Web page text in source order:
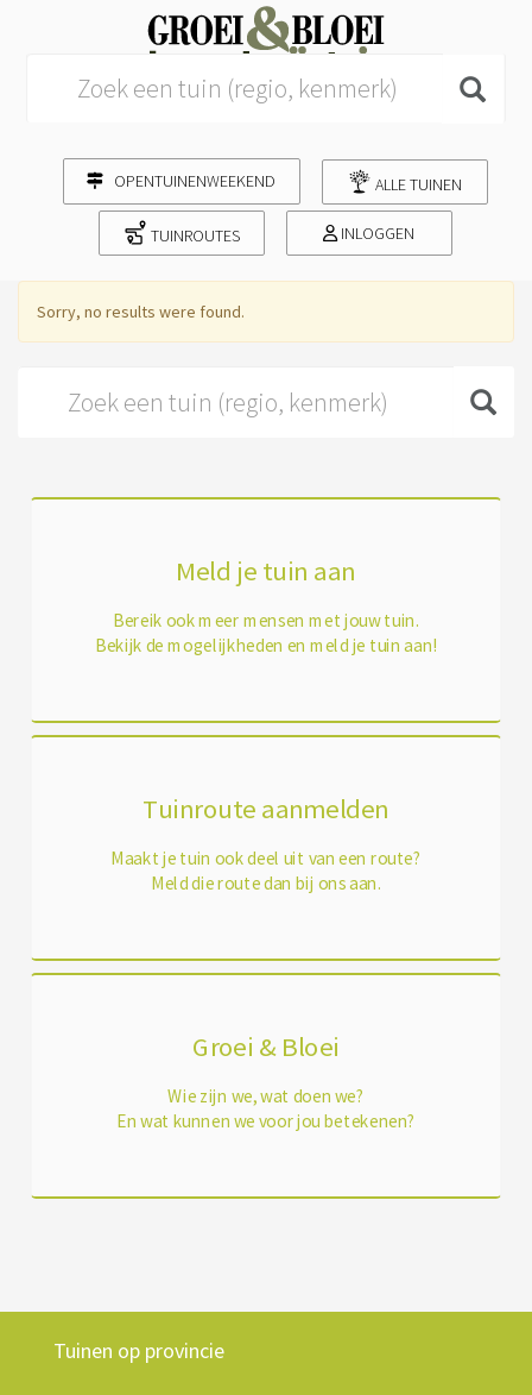
OPENTUINENWEEKEND ALLE TUINEN
TUINROUTES INLOGGEN
Sorry, no results were found.
Meld je tuin aan
Bereik ook meer mensen met jouw tuin.
Bekijk de mogelijkheden en meld je tuin aan!
Tuinroute aanmelden
Maakt je tuin ook deel uit van een route?
Meld die route dan bij ons aan.
Groei & Bloei
Wie zijn we, wat doen we?
En wat kunnen we voor jou betekenen?
Tuinen op provincie